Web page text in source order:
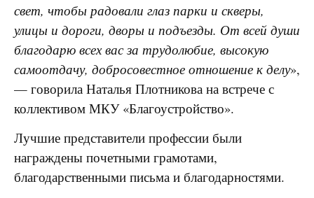
свет, чтобы радовали глаз парки и скверы,
улицы и дороги, дворы и подъезды. От всей души
благодарю всех вас за трудолюбие, высокую
самоотдачу, добросовестное отношение к делу»,
— говорила Наталья Плотникова на встрече с
коллективом МКУ «Благоустройство».
Лучшие представители профессии были
награждены почетными грамотами,
благодарственными письма и благодарностями.